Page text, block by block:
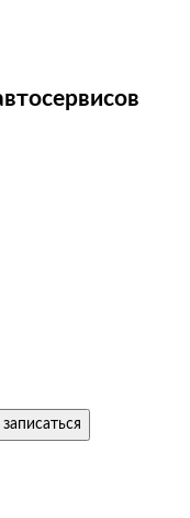
записаться